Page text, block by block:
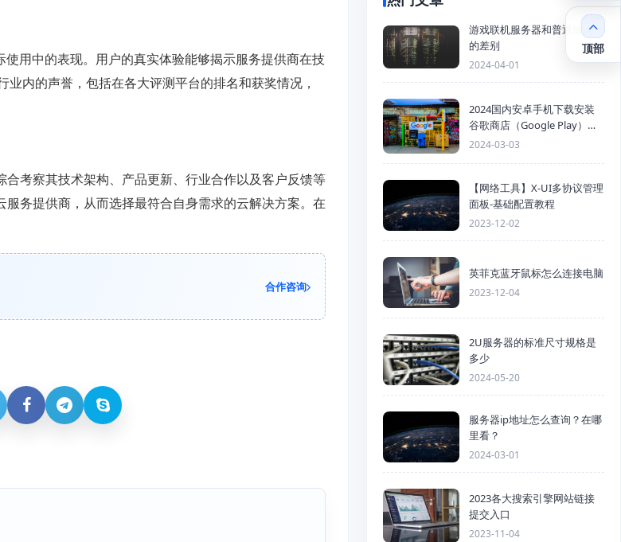
用中的表现。用户的真实体验能够揭示服务提供商在技
内的声誉，包括在各大评测平台的排名和获奖情况，
考察其技术架构、产品更新、行业合作以及客户反馈等
务提供商，从而选择最符合自身需求的云解决方案。在
合作咨询
游戏联机服务器和普通服务器
的差别
2024-04-01
2024国内安卓手机下载安装
谷歌商店（Google Play）详
细步骤
2024-03-03
【网络工具】X-UI多协议管理
面板-基础配置教程
2023-12-02
英菲克蓝牙鼠标怎么连接电脑
2023-12-04
2U服务器的标准尺寸规格是
多少
2024-05-20
服务器ip地址怎么查询？在哪
里看？
2024-03-01
2023各大搜索引擎网站链接
提交入口
2023-11-04
顶部